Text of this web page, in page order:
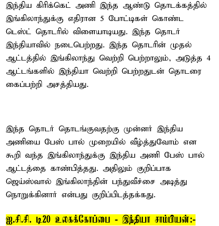
இந்திய கிரிக்கெட் அணி இந்த ஆண்டு தொடக்கத்தில்
இங்கிலாந்துக்கு எதிரான 5 போட்டிகள் கொண்ட
டெஸ்ட் தொடரில் விளையாடியது. இந்த தொடர்
இந்தியாவில் நடைபெற்றது. இந்த தொடரின் முதல்
ஆட்டத்தில் இங்கிலாந்து வெற்றி பெற்றாலும், அடுத்த 4
ஆட்டங்களில் இந்தியா வெற்றி பெற்றதுடன் தொடரை
கைப்பற்றி அசத்தியது.
இந்த தொடர் தொடங்குவதற்கு முன்னர் இந்திய
அணியை பேஸ் பால் முறையில் வீழ்த்துவோம் என
கூறி வந்த இங்கிலாந்துக்கு இந்திய அணி பேஸ் பால்
ஆட்டத்தை காண்பித்தது. அதிலும் குறிப்பாக
ஜெய்ஸ்வால் இங்கிலாந்தின் பந்துவீச்சை அடித்து
நொறுக்கினார் என்பது குறிப்பிடத்தக்கது.
ஐ.சி.சி. டி20 உலகக்கோப்பை - இந்தியா சாம்பியன்:-